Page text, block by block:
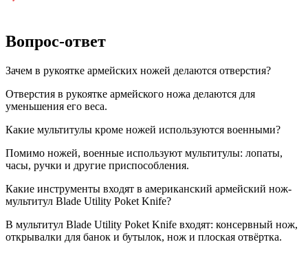
Вопрос-ответ
Зачем в рукоятке армейских ножей делаются отверстия?
Отверстия в рукоятке армейского ножа делаются для
уменьшения его веса.
Какие мультитулы кроме ножей используются военными?
Помимо ножей, военные используют мультитулы: лопаты,
часы, ручки и другие приспособления.
Какие инструменты входят в американский армейский нож-
мультитул Blade Utility Poket Knife?
В мультитул Blade Utility Poket Knife входят: консервный нож,
открывалки для банок и бутылок, нож и плоская отвёртка.